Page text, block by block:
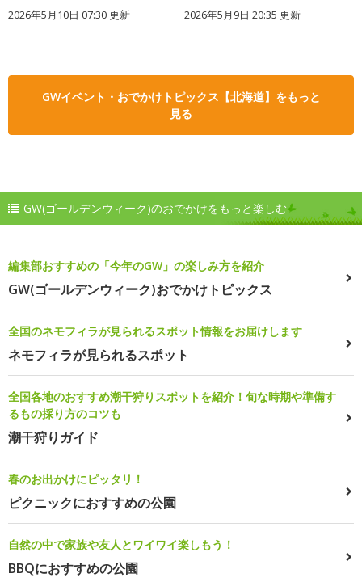
2026年5月10日 07:30 更新 2026年5月9日 20:35 更新
GWイベント・おでかけトピックス【北海道】をもっと
見る
GW(ゴールデンウィーク)のおでかけをもっと楽しむ
編集部おすすめの「今年のGW」の楽しみ方を紹介
GW(ゴールデンウィーク)おでかけトピックス
全国のネモフィラが見られるスポット情報をお届けします
ネモフィラが見られるスポット
全国各地のおすすめ潮干狩りスポットを紹介！旬な時期や準備す
るもの採り方のコツも
潮干狩りガイド
春のお出かけにピッタリ！
ピクニックにおすすめの公園
自然の中で家族や友人とワイワイ楽しもう！
BBQにおすすめの公園